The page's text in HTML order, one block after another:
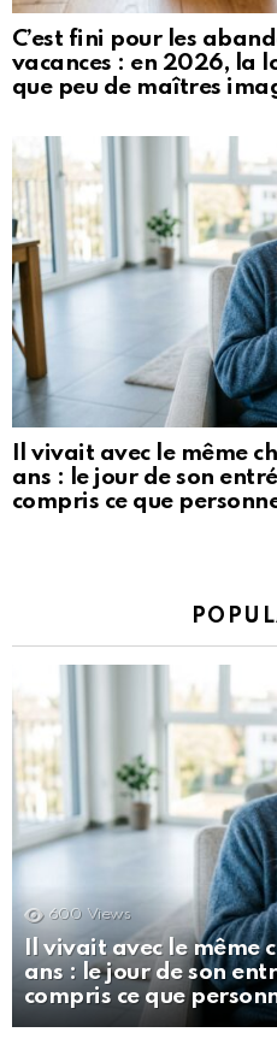
C’est fini pour les
vacances : en 2026, la
que peu de maîtres
Il vivait avec le même
ans : le jour de son
compris ce que
600 Views
Il vivait avec le même
ans : le jour de son
compris ce que